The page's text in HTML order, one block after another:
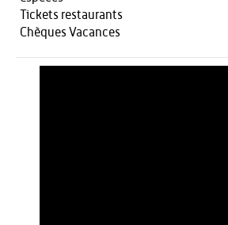
Tickets restaurants
Chèques Vacances